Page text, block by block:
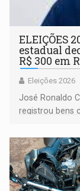
ELEIÇÕES
estadual
R$ 300 em
Eleições 2026
José Ronaldo
registrou bens
milhões